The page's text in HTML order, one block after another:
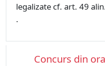
legalizate cf. art. 49
.
Concurs din ora